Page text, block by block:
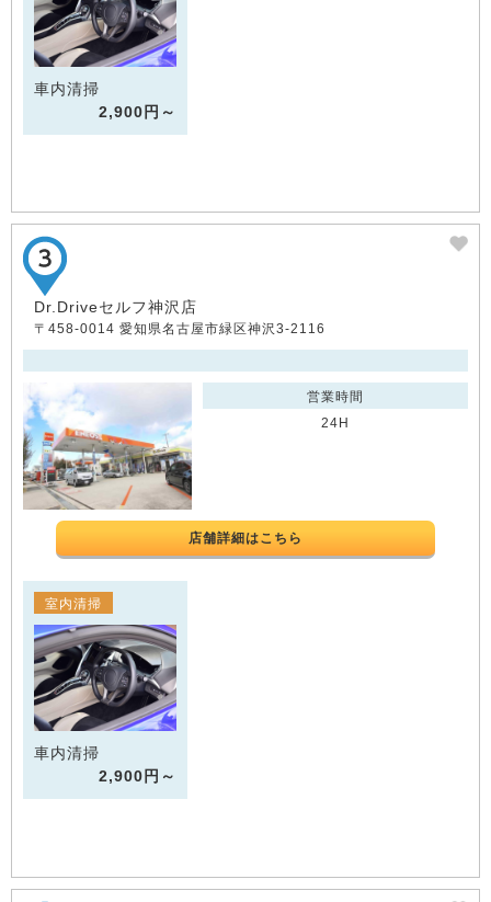
車内清掃
2,900円～
Dr.Driveセルフ神沢店
〒458-0014 愛知県名古屋市緑区神沢3-2116
営業時間
24H
店舗詳細はこちら
室内清掃
車内清掃
2,900円～